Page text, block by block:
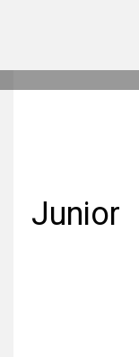
Junior